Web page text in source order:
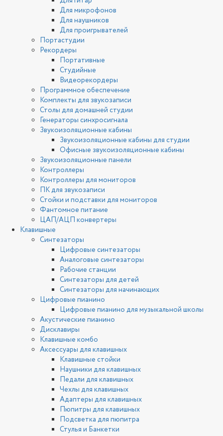
Для микрофонов
Для наушников
Для проигрывателей
Портастудии
Рекордеры
Портативные
Студийные
Видеорекордеры
Программное обеспечение
Комплекты для звукозаписи
Столы для домашней студии
Генераторы синхросигнала
Звукоизоляционные кабины
Звукоизоляционные кабины для студии
Офисные звукоизоляционные кабины
Звукоизоляционные панели
Контроллеры
Контроллеры для мониторов
ПК для звукозаписи
Стойки и подставки для мониторов
Фантомное питание
ЦАП/АЦП конвертеры
Клавишные
Синтезаторы
Цифровые синтезаторы
Аналоговые синтезаторы
Рабочие станции
Синтезаторы для детей
Синтезаторы для начинающих
Цифровые пианино
Цифровые пианино для музыкальной школы
Акустические пианино
Дисклавиры
Клавишные комбо
Аксессуары для клавишных
Клавишные стойки
Наушники для клавишных
Педали для клавишных
Чехлы для клавишных
Адаптеры для клавишных
Пюпитры для клавишных
Подсветка для пюпитра
Стулья и Банкетки